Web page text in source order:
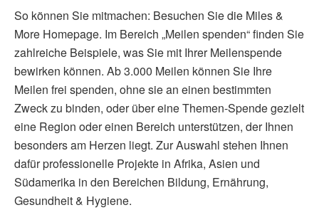
So können Sie mitmachen: Besuchen Sie die Miles &
More Homepage. Im Bereich „Meilen spenden“ finden Sie
zahlreiche Beispiele, was Sie mit Ihrer Meilenspende
bewirken können. Ab 3.000 Meilen können Sie Ihre
Meilen frei spenden, ohne sie an einen bestimmten
Zweck zu binden, oder über eine Themen-Spende gezielt
eine Region oder einen Bereich unterstützen, der Ihnen
besonders am Herzen liegt. Zur Auswahl stehen Ihnen
dafür professionelle Projekte in Afrika, Asien und
Südamerika in den Bereichen Bildung, Ernährung,
Gesundheit & Hygiene.